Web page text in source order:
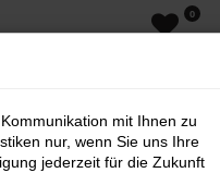
0
mit Ihnen zu
nur, wenn Sie uns Ihre
jederzeit für die Zukunft